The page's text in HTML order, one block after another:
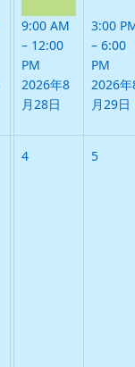
9:00 AM
– 12:00
PM
2026年8
月28日
3:00
– 6:00
PM
2026
月29日
42026
52026